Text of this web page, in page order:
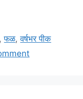
फळ,वर्षभर पीक